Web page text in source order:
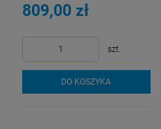
809,00 zł
szt.
DO KOSZYKA